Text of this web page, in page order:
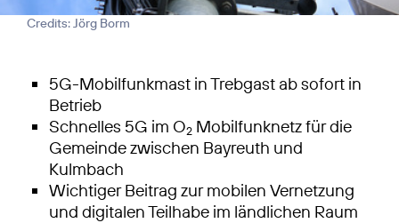
Credits: Jörg Borm
5G-Mobilfunkmast in Trebgast ab sofort in
Betrieb
Schnelles 5G im O2 Mobilfunknetz für die
Gemeinde zwischen Bayreuth und
Kulmbach
Wichtiger Beitrag zur mobilen Vernetzung
und digitalen Teilhabe im ländlichen Raum